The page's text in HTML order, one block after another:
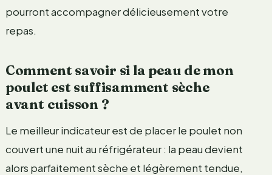
pourront accompagner délicieusement votre
repas.
Comment savoir si la peau de mon
poulet est suffisamment sèche
avant cuisson ?
Le meilleur indicateur est de placer le poulet non
couvert une nuit au réfrigérateur : la peau devient
alors parfaitement sèche et légèrement tendue,